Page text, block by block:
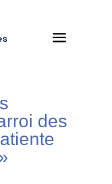
des